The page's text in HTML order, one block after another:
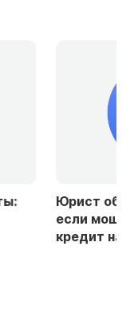
Юрист
если
кредит на ваше